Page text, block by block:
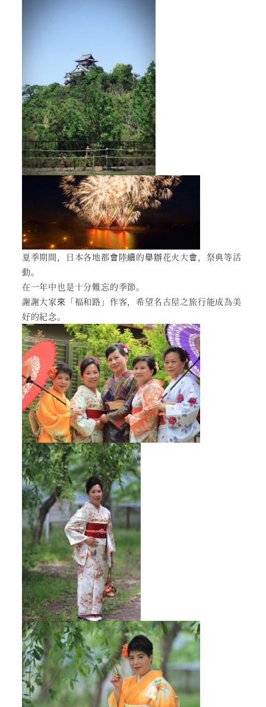
夏季期間，日本各地都會陸續的舉辦花火大會，祭典等活
動。
在一年中也是十分難忘的季節。
謝謝大家來「福和路」作客，希望名古屋之旅行能成為美
好的紀念。